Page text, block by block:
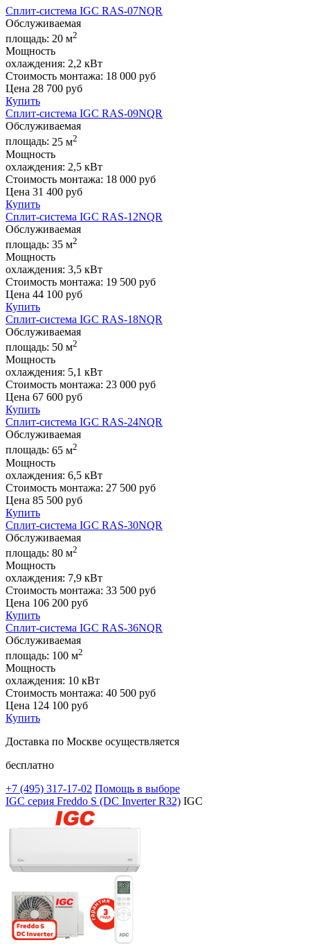
Сплит-система IGC RAS-07NQR
Обслуживаемая
площадь: 20 м2
Мощность
охлаждения: 2,2 кВт
Стоимость монтажа: 18 000 руб
Цена 28 700 руб
Купить
Сплит-система IGC RAS-09NQR
Обслуживаемая
площадь: 25 м2
Мощность
охлаждения: 2,5 кВт
Стоимость монтажа: 18 000 руб
Цена 31 400 руб
Купить
Сплит-система IGC RAS-12NQR
Обслуживаемая
площадь: 35 м2
Мощность
охлаждения: 3,5 кВт
Стоимость монтажа: 19 500 руб
Цена 44 100 руб
Купить
Сплит-система IGC RAS-18NQR
Обслуживаемая
площадь: 50 м2
Мощность
охлаждения: 5,1 кВт
Стоимость монтажа: 23 000 руб
Цена 67 600 руб
Купить
Сплит-система IGC RAS-24NQR
Обслуживаемая
площадь: 65 м2
Мощность
охлаждения: 6,5 кВт
Стоимость монтажа: 27 500 руб
Цена 85 500 руб
Купить
Сплит-система IGC RAS-30NQR
Обслуживаемая
площадь: 80 м2
Мощность
охлаждения: 7,9 кВт
Стоимость монтажа: 33 500 руб
Цена 106 200 руб
Купить
Сплит-система IGC RAS-36NQR
Обслуживаемая
площадь: 100 м2
Мощность
охлаждения: 10 кВт
Стоимость монтажа: 40 500 руб
Цена 124 100 руб
Купить
Доставка по Москве осуществляется
бесплатно
+7 (495) 317-17-02 Помощь в выборе
IGC серия Freddo S (DC Inverter R32) IGC